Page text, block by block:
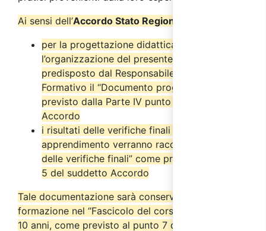
Ai sensi dell’Accordo Stato Regioni del 17/4/2025
per la progettazione didattica e
l’organizzazione del presente corso è stato
predisposto dal Responsabile del Progetto
Formativo il “Documento progettuale” come
previsto dalla Parte IV punto 2.6 del suddetto
Accordo
i risultati delle verifiche finali di
apprendimento verranno raccolti nel “Verbale
delle verifiche finali” come previsto dal punto
5 del suddetto Accordo
Tale documentazione sarà conservata dall’ente di
formazione nel “Fascicolo del corso” per almeno
10 anni, come previsto al punto 7 del suddetto